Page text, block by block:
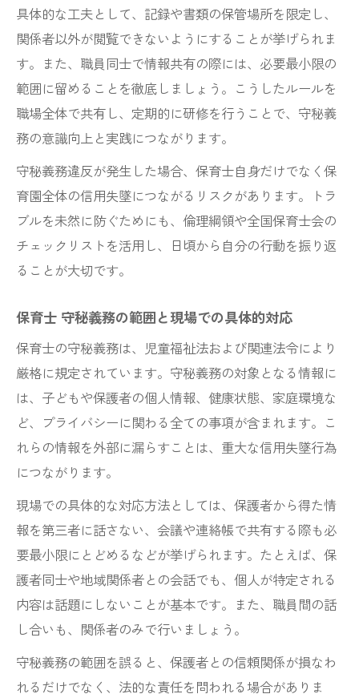
具体的な工夫として、記録や書類の保管場所を限定し、
関係者以外が閲覧できないようにすることが挙げられま
す。また、職員同士で情報共有の際には、必要最小限の
範囲に留めることを徹底しましょう。こうしたルールを
職場全体で共有し、定期的に研修を行うことで、守秘義
務の意識向上と実践につながります。
守秘義務違反が発生した場合、保育士自身だけでなく保
育園全体の信用失墜につながるリスクがあります。トラ
ブルを未然に防ぐためにも、倫理綱領や全国保育士会の
チェックリストを活用し、日頃から自分の行動を振り返
ることが大切です。
保育士 守秘義務の範囲と現場での具体的対応
保育士の守秘義務は、児童福祉法および関連法令により
厳格に規定されています。守秘義務の対象となる情報に
は、子どもや保護者の個人情報、健康状態、家庭環境な
ど、プライバシーに関わる全ての事項が含まれます。こ
れらの情報を外部に漏らすことは、重大な信用失墜行為
につながります。
現場での具体的な対応方法としては、保護者から得た情
報を第三者に話さない、会議や連絡帳で共有する際も必
要最小限にとどめるなどが挙げられます。たとえば、保
護者同士や地域関係者との会話でも、個人が特定される
内容は話題にしないことが基本です。また、職員間の話
し合いも、関係者のみで行いましょう。
守秘義務の範囲を誤ると、保護者との信頼関係が損なわ
れるだけでなく、法的な責任を問われる場合がありま